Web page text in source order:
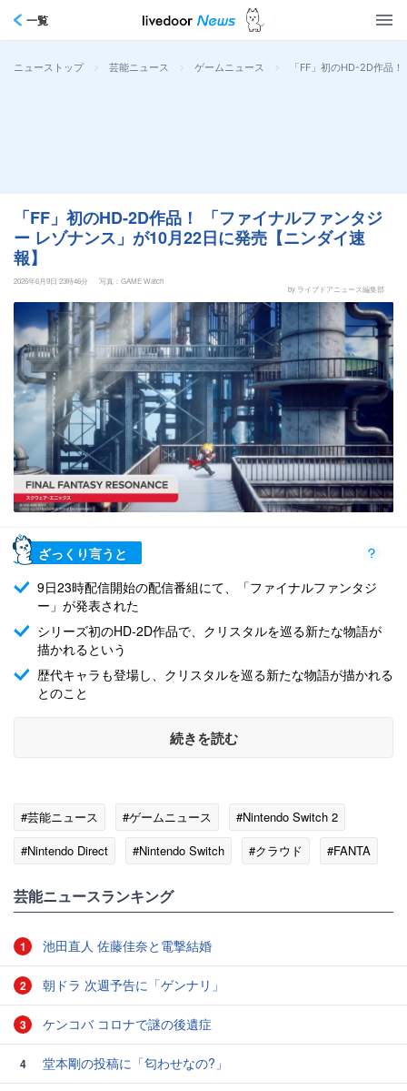
一覧
ニューストップ > 芸能ニュース > ゲームニュース > 「FF」初のHD-2D作品
「FF」初のHD-2D作品！ 「ファイナルファンタジ
ー レゾナンス」が10月22日に発売【ニンダイ速
報】
2026年6月9日 23時46分
写真：GAME Watch
by ライブドアニュース編集部
ざっくり言うと
9日23時配信開始の配信番組にて、「ファイナルファンタジ
ー」が発表された
シリーズ初のHD-2D作品で、クリスタルを巡る新たな物語が
描かれるという
歴代キャラも登場し、クリスタルを巡る新たな物語が描かれる
とのこと
続きを読む
#芸能ニュース #ゲームニュース
#Nintendo Switch 2
#Nintendo Direct
#Nintendo Switch #クラウド
#FANTA
芸能ニュースランキング
1 池田直人 佐藤佳奈と電撃結婚
2 朝ドラ 次週予告に「ゲンナリ」
3 ケンコバ コロナで謎の後遺症
4 堂本剛の投稿に「匂わせなの?」